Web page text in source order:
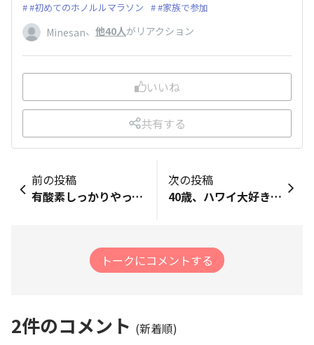
#初めてのホノルルマラソン #家族で参加
Minesan、 他40人がリアクション
いいね
共有する
前の投稿
有酸素しっかりやってマシーンでトレーニング🏋️‍♀️ 有酸素中は韓ドラ一択です📺 韓ドラに出てくる食事ってなんであんなに美味しそうなんでしょうか…🍗🍜🥩 今日のトレーニング記録 ■今日は何をした？ ■今日の成果は？ GOOD JOB!! 明日も頑張りましょう！ ※ポイントは記録した月の月末に付与されます
次の投稿
40歳、ハワイ大好き人です！ 愛知県より今回人生初のフルマラソンです！ まさかホノルルマラソンが初となるとは思ってませんでしたが、参加したからには必ず完走して帰ってきたいと思います！ みなさん完走目指して頑張りましょう🤙🏾
トークにコメントする
2件のコメント (新着順)